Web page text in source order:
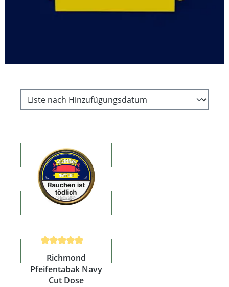
Durchschnittliche Bewertung von 5 von 5 Sternen
Richmond
Pfeifentabak Navy
Cut Dose